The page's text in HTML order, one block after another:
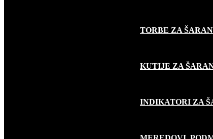
TORBE ZA
KUTIJE ZA
INDIKATORI ZA